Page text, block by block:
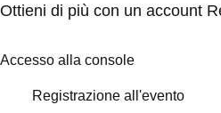
Ottieni di più con un account
Accesso alla console
Registrazione all'evento